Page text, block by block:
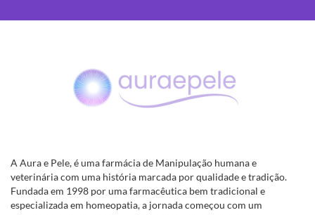
A Aura e Pele, é uma farmácia de Manipulação humana e
veterinária com uma história marcada por qualidade e tradição.
Fundada em 1998 por uma farmacêutica bem tradicional e
especializada em homeopatia, a jornada começou com um